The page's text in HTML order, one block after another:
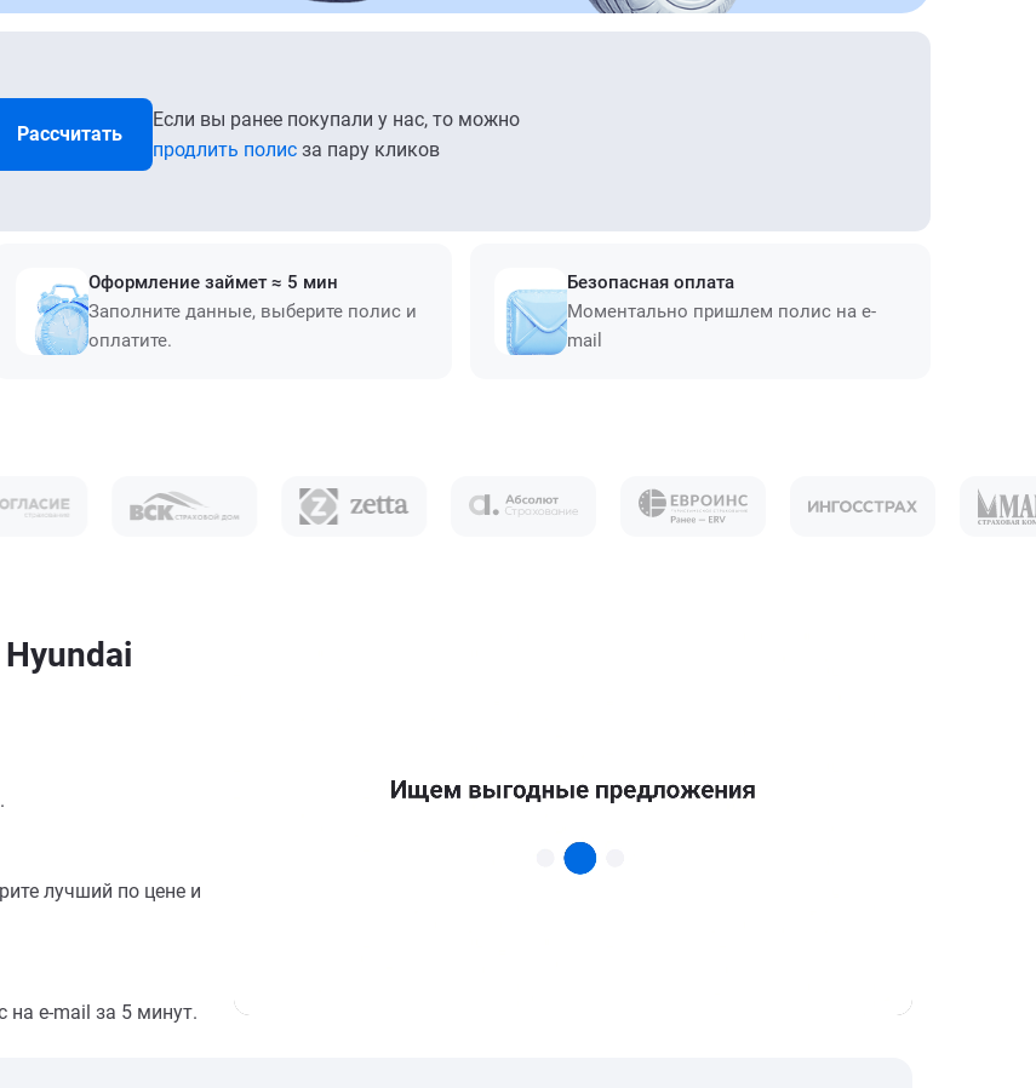
Рассчитать
Если вы ранее покупали у нас, то можно
продлить полис за пару кликов
Оформление займет ≈ 5 мин
Заполните данные, выберите полис и
оплатите.
Безопасная оплата
Моментально пришлем полис на e-
mail
лучший по цене и
на e-mail за 5 минут.